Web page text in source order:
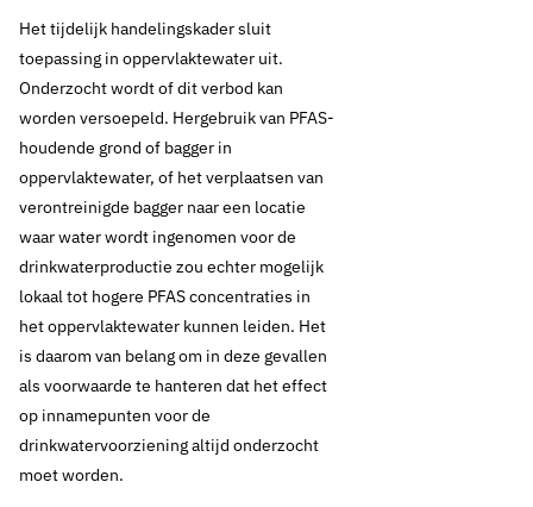
Het tijdelijk handelingskader sluit
toepassing in oppervlaktewater uit.
Onderzocht wordt of dit verbod kan
worden versoepeld. Hergebruik van PFAS-
houdende grond of bagger in
oppervlaktewater, of het ver­plaatsen van
verontreinigde bagger naar een locatie
waar water wordt ingenomen voor de
drinkwater­productie zou echter mogelijk
lokaal tot hogere PFAS concentraties in
het oppervlaktewater kunnen leiden. Het
is daarom van belang om in deze gevallen
als voorwaarde te hanteren dat het effect
op innamepunten voor de
drinkwatervoorziening altijd onderzocht
moet worden.